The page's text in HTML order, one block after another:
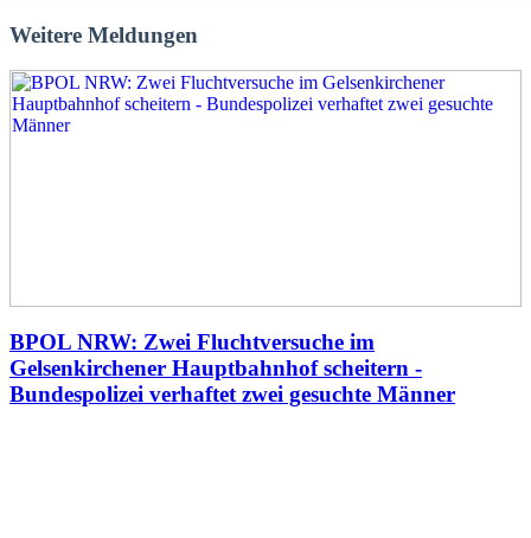
Weitere Meldungen
BPOL NRW: Zwei Fluchtversuche im
Gelsenkirchener Hauptbahnhof scheitern -
Bundespolizei verhaftet zwei gesuchte Männer